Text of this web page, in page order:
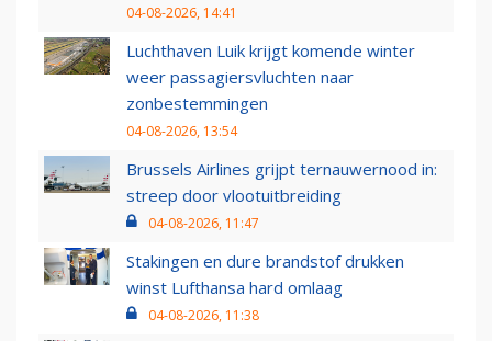
04-08-2026, 14:41
Luchthaven Luik krijgt komende winter
weer passagiersvluchten naar
zonbestemmingen
04-08-2026, 13:54
Brussels Airlines grijpt ternauwernood in:
streep door vlootuitbreiding
04-08-2026, 11:47
Stakingen en dure brandstof drukken
winst Lufthansa hard omlaag
04-08-2026, 11:38